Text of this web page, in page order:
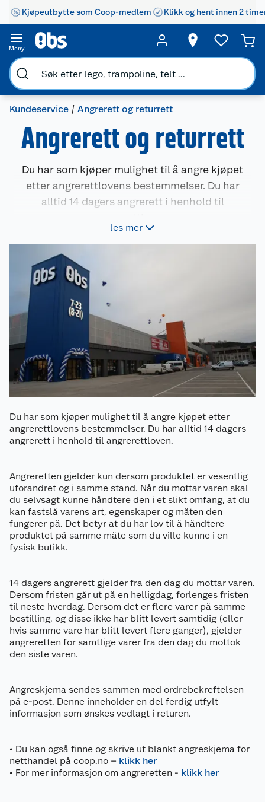
Kjøpeutbytte som Coop-medlem Klikk og hent innen 2
Meny
Kundeservice Angrerett og returrett
Angrerett og returrett
Du har som kjøper mulighet til å angre kjøpet
etter angrerettlovens bestemmelser. Du har
alltid 14 dagers angrerett i henhold til
les mer
Du har som kjøper mulighet til å angre kjøpet etter
angrerettlovens bestemmelser. Du har alltid 14 dagers
angrerett i henhold til angrerettloven.
Angreretten gjelder kun dersom produktet er vesentlig
uforandret og i samme stand. Når du mottar varen skal
du selvsagt kunne håndtere den i et slikt omfang, at du
kan fastslå varens art, egenskaper og måten den
fungerer på. Det betyr at du har lov til å håndtere
produktet på samme måte som du ville kunne i en
fysisk butikk.
14 dagers angrerett gjelder fra den dag du mottar varen.
Dersom fristen går ut på en helligdag, forlenges fristen
til neste hverdag. Dersom det er flere varer på samme
bestilling, og disse ikke har blitt levert samtidig (eller
hvis samme vare har blitt levert flere ganger), gjelder
angreretten for samtlige varer fra den dag du mottok
den siste varen.
Angreskjema sendes sammen med ordrebekreftelsen
på e-post. Denne inneholder en del ferdig utfylt
informasjon som ønskes vedlagt i returen.
• Du kan også finne og skrive ut blankt angreskjema for
netthandel på coop.no – klikk her
• For mer informasjon om angreretten - klikk her